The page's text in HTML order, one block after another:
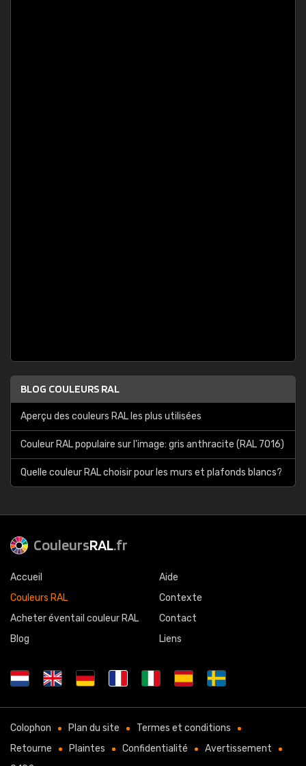
BLOG COULEURS RAL
Aperçu des couleurs RAL les plus utilisées
Couleur RAL populaire sur l'image: gris anthracite (RAL 7016)
Quelle couleur RAL choisir pour les murs et plafonds blancs?
CouleursRAL.fr
Accueil
Couleurs RAL
Acheter éventail couleur RAL
Blog
Aide
Contexte
Contact
Liens
Colophon Plan du site
Termes et conditions
Retourne
Plaintes Confidentialité
Avertissement